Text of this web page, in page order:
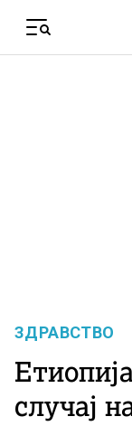
Menu
ЗДРАВСТВО
случај